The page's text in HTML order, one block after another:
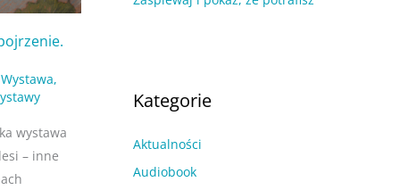
Wystawa,
wystawa
– inne
Kategorie
Aktualności
Audiobook